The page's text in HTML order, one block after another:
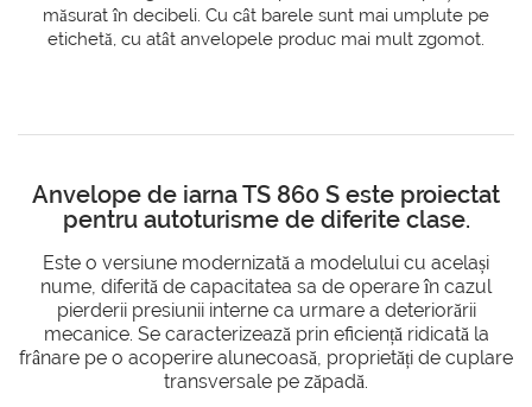
măsurat în decibeli. Cu cât barele sunt mai umplute pe
etichetă, cu atât anvelopele produc mai mult zgomot.
Anvelope de iarna TS 860 S este proiectat
pentru autoturisme de diferite clase.
Este o versiune modernizată a modelului cu același
nume, diferită de capacitatea sa de operare în cazul
pierderii presiunii interne ca urmare a deteriorării
mecanice. Se caracterizează prin eficiență ridicată la
frânare pe o acoperire alunecoasă, proprietăți de cuplare
transversale pe zăpadă.